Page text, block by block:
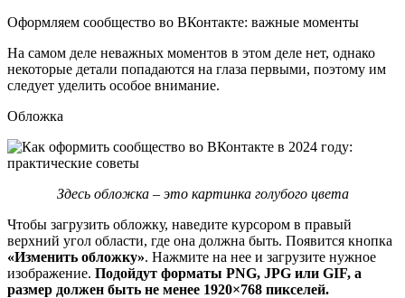
Оформляем сообщество во ВКонтакте: важные моменты
На самом деле неважных моментов в этом деле нет, однако
некоторые детали попадаются на глаза первыми, поэтому им
следует уделить особое внимание.
Обложка
Здесь обложка – это картинка голубого цвета
Чтобы загрузить обложку, наведите курсором в правый
верхний угол области, где она должна быть. Появится кнопка
«Изменить обложку». Нажмите на нее и загрузите нужное
изображение. Подойдут форматы PNG, JPG или GIF, а
размер должен быть не менее 1920×768 пикселей.